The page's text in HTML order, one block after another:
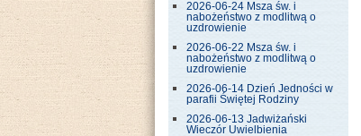
2026-06-24 Msza św. i
nabożeństwo z modlitwą o
uzdrowienie
2026-06-22 Msza św. i
nabożeństwo z modlitwą o
uzdrowienie
2026-06-14 Dzień Jedności w
parafii Świętej Rodziny
2026-06-13 Jadwiżański
Wieczór Uwielbienia